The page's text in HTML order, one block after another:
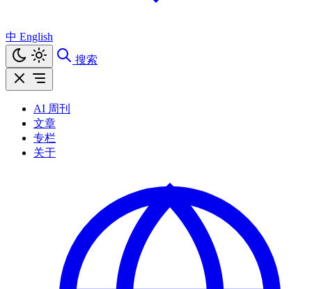
中 English
搜索
AI 周刊
文章
专栏
关于